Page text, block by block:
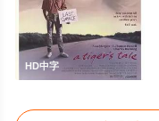
HD中字